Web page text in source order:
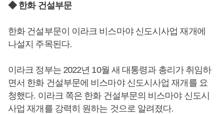
◆ 한화 건설부문
한화 건설부문이 이라크 비스마야 신도시사업 재개에
나설지 주목된다.
이라크 정부는 2022년 10월 새 대통령과 총리가 취임하
면서 한화 건설부문에 비스마야 신도시사업 재개를 요
청했다. 이라크 쪽은 한화 건설부문의 비스마야 신도시
사업 재개를 강력히 원하는 것으로 알려졌다.